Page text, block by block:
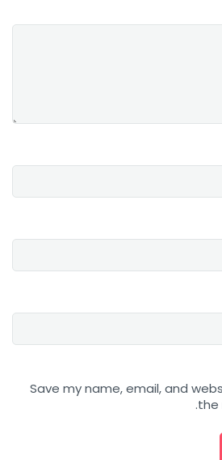
Save my name, email, and
the